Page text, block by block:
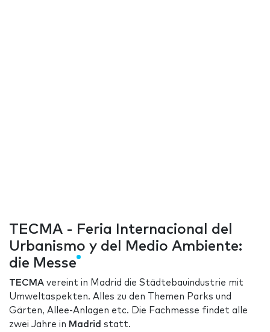
TECMA - Feria Internacional del
Urbanismo y del Medio Ambiente:
die Messe
TECMA vereint in Madrid die Städtebauindustrie mit
Umweltaspekten. Alles zu den Themen Parks und
Gärten, Allee-Anlagen etc. Die Fachmesse findet alle
zwei Jahre in Madrid statt.